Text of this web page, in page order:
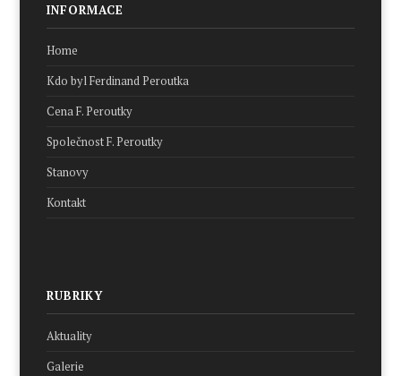
INFORMACE
Home
Kdo byl Ferdinand Peroutka
Cena F. Peroutky
Společnost F. Peroutky
Stanovy
Kontakt
RUBRIKY
Aktuality
Galerie